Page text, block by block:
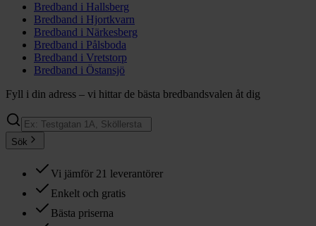
Bredband i Hallsberg
Bredband i Hjortkvarn
Bredband i Närkesberg
Bredband i Pålsboda
Bredband i Vretstorp
Bredband i Östansjö
Fyll i din adress – vi hittar de bästa bredbandsvalen åt dig
Sök
Vi jämför 21 leverantörer
Enkelt och gratis
Bästa priserna